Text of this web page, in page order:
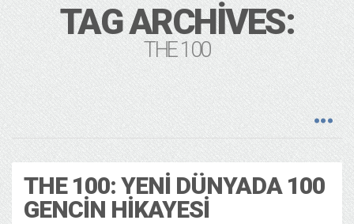
TAG ARCHIVES:
THE 100
THE 100: YENI DÜNYADA 100
GENCIN HIKAYESI